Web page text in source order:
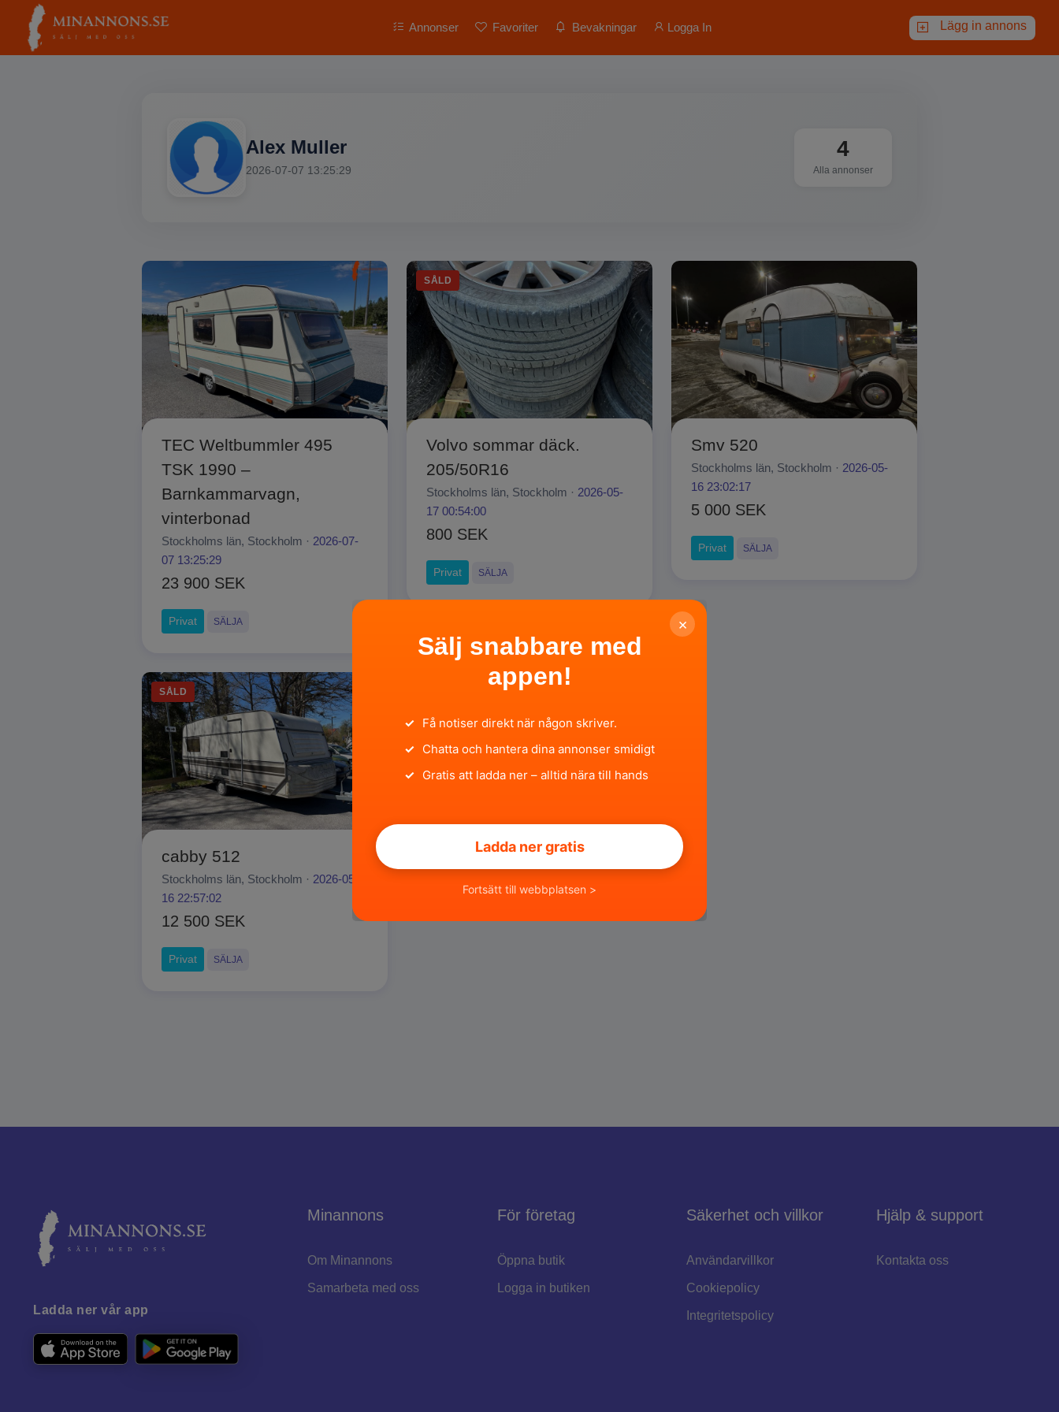
Annonser Favoriter Bevakningar Logga In Lägg in annons
Alex Muller
2026-07-07 13:25:29
4
Alla annonser
TEC Weltbummler 495
TSK 1990 –
Barnkammarvagn,
vinterbonad
Stockholms län, Stockholm · 2026-07-
07 13:25:29
23 900 SEK
Privat SÄLJA
SÅLD
Volvo sommar däck.
205/50R16
Stockholms län, Stockholm · 2026-05-
17 00:54:00
800 SEK
Privat SÄLJA
Smv 520
Stockholms län, Stockholm · 2026-05-
16 23:02:17
5 000 SEK
Privat SÄLJA
SÅLD
cabby 512
Stockholms län, Stockholm · 2026-05-
16 22:57:02
12 500 SEK
Privat SÄLJA
×
Sälj snabbare med
appen!
✓ Få notiser direkt när någon skriver.
✓ Chatta och hantera dina annonser smidigt
✓ Gratis att ladda ner – alltid nära till hands
Ladda ner gratis
Fortsätt till webbplatsen >
Ladda ner vår app
Minannons
Om Minannons
Samarbeta med oss
För företag
Öppna butik
Logga in butiken
Säkerhet och villkor
Användarvillkor
Cookiepolicy
Integritetspolicy
Hjälp & support
Kontakta oss